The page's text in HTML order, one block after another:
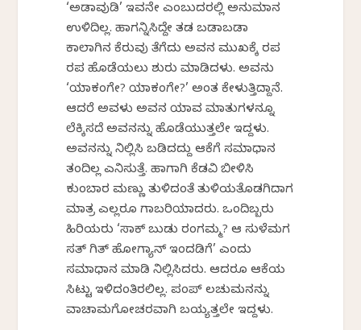
‘ಅಡಾವುಡಿ’ ಇವನೇ ಎಂಬುದರಲ್ಲಿ ಅನುಮಾನ
ಉಳಿದಿಲ್ಲ. ಹಾಗನ್ನಿಸಿದ್ದೇ ತಡ ಬಡಾಬಡಾ
ಕಾಲಾಗಿನ ಕೆರುವು ತೆಗೆದು ಅವನ ಮುಖಕ್ಕೆ ರಪ
ರಪ ಹೊಡೆಯಲು ಶುರು ಮಾಡಿದಳು. ಅವನು
‘ಯಾಕಂಗೇ? ಯಾಕಂಗೇ?’ ಅಂತ ಕೇಳುತ್ತಿದ್ದಾನೆ.
ಆದರೆ ಅವಳು ಅವನ ಯಾವ ಮಾತುಗಳನ್ನೂ
ಲೆಕ್ಕಿಸದೆ ಅವನನ್ನು ಹೊಡೆಯುತ್ತಲೇ ಇದ್ದಳು.
ಅವನನ್ನು ನಿಲ್ಲಿಸಿ ಬಡಿದದ್ದು ಆಕೆಗೆ ಸಮಾಧಾನ
ತಂದಿಲ್ಲ ಎನಿಸುತ್ತೆ. ಹಾಗಾಗಿ ಕೆಡವಿ ಬೀಳಿಸಿ
ಕುಂಬಾರ ಮಣ್ಣು ತುಳಿದಂತೆ ತುಳಿಯತೊಡಗಿದಾಗ
ಮಾತ್ರ ಎಲ್ಲರೂ ಗಾಬರಿಯಾದರು. ಒಂದಿಬ್ಬರು
ಹಿರಿಯರು ‘ಸಾಕ್ ಬುಡು ರಂಗಮ್ಮ? ಆ ಸುಳೆಮಗ
ಸತ್ ಗಿತ್ ಹೋಗ್ಯಾನ್ ಇಂದಡಿಗೆ’ ಎಂದು
ಸಮಾಧಾನ ಮಾಡಿ ನಿಲ್ಲಿಸಿದರು. ಆದರೂ ಆಕೆಯ
ಸಿಟ್ಟು ಇಳಿದಂತಿರಲಿಲ್ಲ. ಪಂಪ್ ಲಚುಮನನ್ನು
ವಾಚಾಮಗೋಚರವಾಗಿ ಬಯ್ಯತ್ತಲೇ ಇದ್ದಳು.